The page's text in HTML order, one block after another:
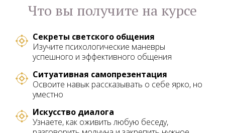
Что вы получите на курсе
Изучите психологические маневры
успешного и эффективного общения
Секреты светского общения
Освоите навык рассказывать о себе ярко, но
уместно
Ситуативная самопрезентация
Узнаете, как оживить любую беседу,
Искусство диалога